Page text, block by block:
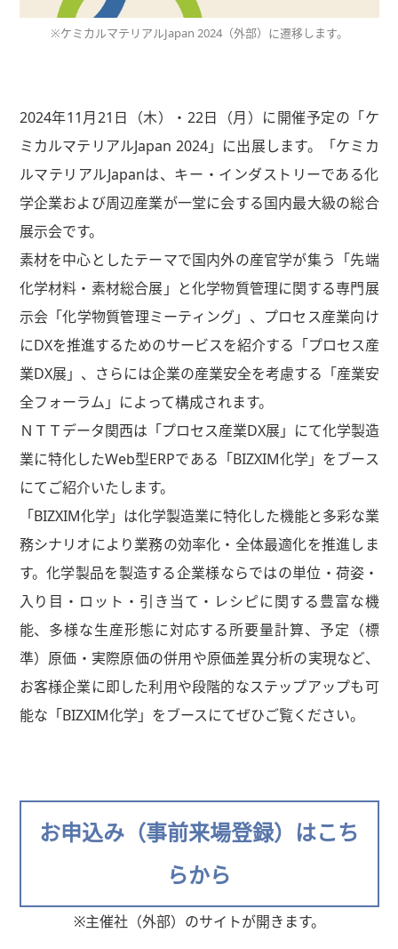
※ケミカルマテリアルJapan 2024（外部）に遷移します。
2024年11月21日（木）・22日（月）に開催予定の「ケ
ミカルマテリアルJapan 2024」に出展します。「ケミカ
ルマテリアルJapanは、キー・インダストリーである化
学企業および周辺産業が一堂に会する国内最大級の総合
展示会です。
素材を中心としたテーマで国内外の産官学が集う「先端
化学材料・素材総合展」と化学物質管理に関する専門展
示会「化学物質管理ミーティング」、プロセス産業向け
にDXを推進するためのサービスを紹介する「プロセス産
業DX展」、さらには企業の産業安全を考慮する「産業安
全フォーラム」によって構成されます。
ＮＴＴデータ関西は「プロセス産業DX展」にて化学製造
業に特化したWeb型ERPである「BIZXIM化学」をブース
にてご紹介いたします。
「BIZXIM化学」は化学製造業に特化した機能と多彩な業
務シナリオにより業務の効率化・全体最適化を推進しま
す。化学製品を製造する企業様ならではの単位・荷姿・
入り目・ロット・引き当て・レシピに関する豊富な機
能、多様な生産形態に対応する所要量計算、予定（標
準）原価・実際原価の併用や原価差異分析の実現など、
お客様企業に即した利用や段階的なステップアップも可
能な「BIZXIM化学」をブースにてぜひご覧ください。
お申込み（事前来場登録）はこち
らから
※主催社（外部）のサイトが開きます。